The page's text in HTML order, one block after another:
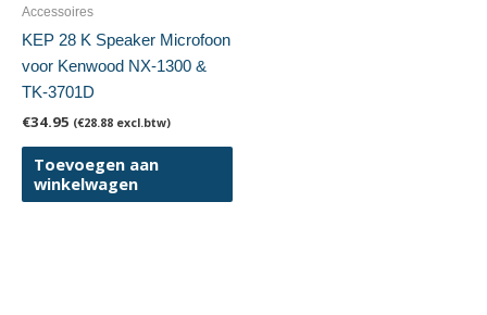
Accessoires
KEP 28 K Speaker Microfoon
voor Kenwood NX-1300 &
TK-3701D
€34.95 (€28.88 excl.btw)
Toevoegen aan
winkelwagen